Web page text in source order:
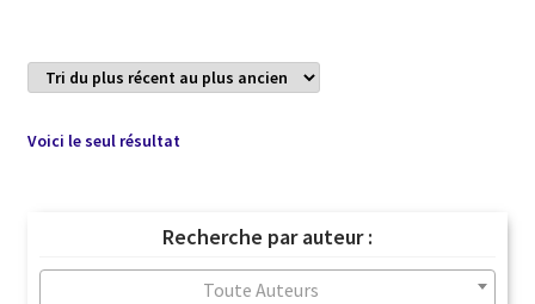
Voici le seul résultat
Recherche par auteur :
Toute Auteurs